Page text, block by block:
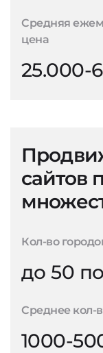
Средняя
цена
25.000-
сайтов
Кол-во
до 50
Среднее кол-
1000-